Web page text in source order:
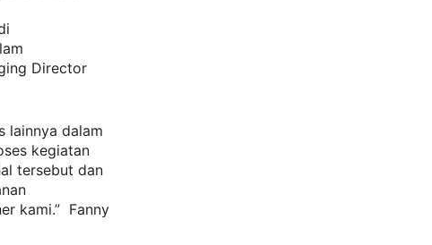
Director
lainnya dalam
kegiatan
tersebut dan
kami.” Fanny